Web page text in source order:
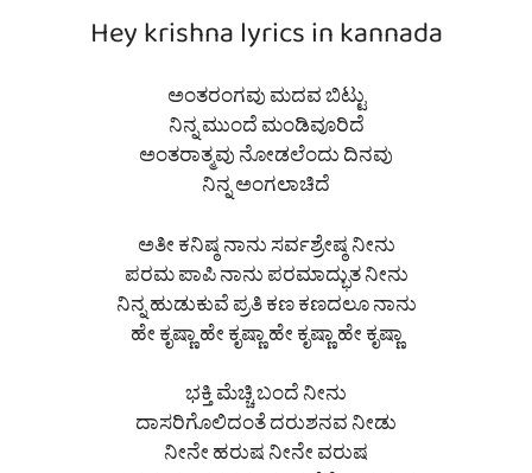
Hey krishna lyrics in kannada
ಅಂತರಂಗವು ಮದವ ಬಿಟ್ಟು
ನಿನ್ನ ಮುಂದೆ ಮಂಡಿವೂರಿದೆ
ಅಂತರಾತ್ಮವು ನೋಡಲೆಂದು ದಿನವು
ನಿನ್ನ ಅಂಗಲಾಚಿದೆ
ಅತೀ ಕನಿಷ್ಠ ನಾನು ಸರ್ವಶ್ರೇಷ್ಠ ನೀನು
ಪರಮ ಪಾಪಿ ನಾನು ಪರಮಾದ್ಭುತ ನೀನು
ನಿನ್ನ ಹುಡುಕುವೆ ಪ್ರತಿ ಕಣ ಕಣದಲೂ ನಾನು
ಹೇ ಕೃಷ್ಣಾ ಹೇ ಕೃಷ್ಣಾ ಹೇ ಕೃಷ್ಣಾ ಹೇ ಕೃಷ್ಣಾ
ಭಕ್ತಿ ಮೆಚ್ಚಿ ಬಂದೆ ನೀನು
ದಾಸರಿಗೊಲಿದಂತೆ ದರುಶನವ ನೀಡು
ನೀನೇ ಹರುಷ ನೀನೇ ವರುಷ